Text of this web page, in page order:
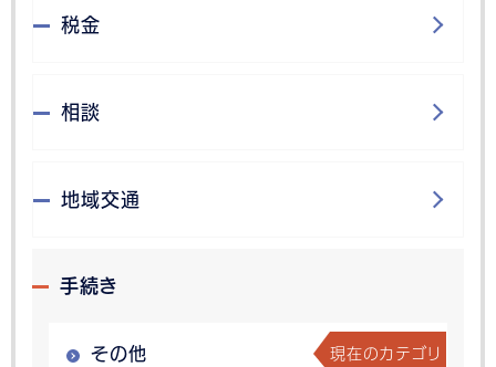
税金
相談
地域交通
手続き
その他 現在のカテゴリ